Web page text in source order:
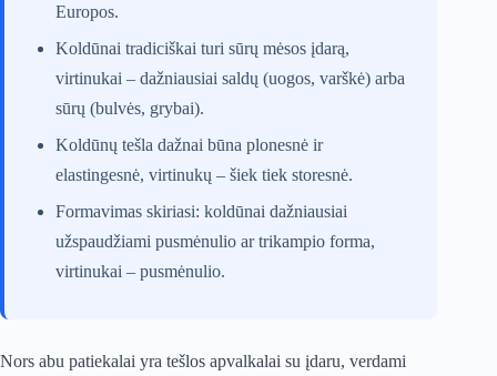
Europos.
Koldūnai tradiciškai turi sūrų mėsos įdarą,
virtinukai – dažniausiai saldų (uogos, varškė) arba
sūrų (bulvės, grybai).
Koldūnų tešla dažnai būna plonesnė ir
elastingesnė, virtinukų – šiek tiek storesnė.
Formavimas skiriasi: koldūnai dažniausiai
užspaudžiami pusmėnulio ar trikampio forma,
virtinukai – pusmėnulio.
Nors abu patiekalai yra tešlos apvalkalai su įdaru, verdami